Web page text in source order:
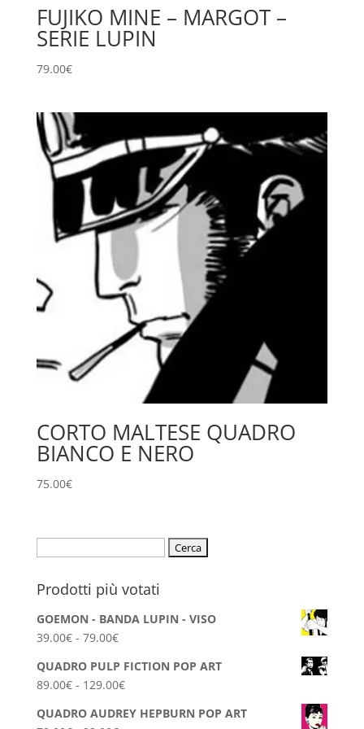
FUJIKO MINE – MARGOT –
SERIE LUPIN
79.00€
CORTO MALTESE QUADRO
BIANCO E NERO
75.00€
Prodotti più votati
GOEMON - BANDA LUPIN - VISO
39.00€ - 79.00€Fascia
prezzo:
da
39.00€
QUADRO PULP FICTION POP ART
89.00€ - 129.00€Fascia
prezzo:
QUADRO AUDREY HEPBURN POP ART